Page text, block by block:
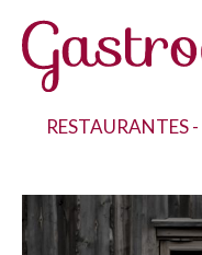
RESTAURANTES-